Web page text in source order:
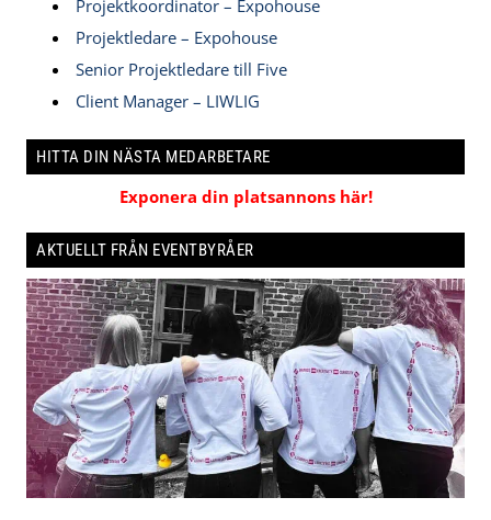
Projektkoordinator – Expohouse
Projektledare – Expohouse
Senior Projektledare till Five
Client Manager – LIWLIG
HITTA DIN NÄSTA MEDARBETARE
Exponera din platsannons här!
AKTUELLT FRÅN EVENTBYRÅER